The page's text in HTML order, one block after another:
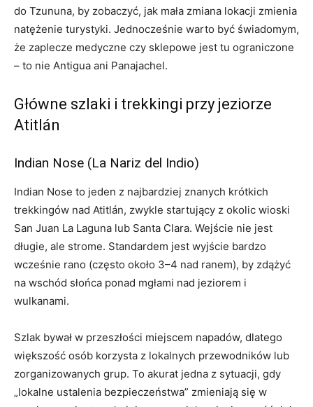
do Tzununa, by zobaczyć, jak mała zmiana lokacji zmienia
natężenie turystyki. Jednocześnie warto być świadomym,
że zaplecze medyczne czy sklepowe jest tu ograniczone
– to nie Antigua ani Panajachel.
Główne szlaki i trekkingi przy jeziorze
Atitlán
Indian Nose (La Nariz del Indio)
Indian Nose to jeden z najbardziej znanych krótkich
trekkingów nad Atitlán, zwykle startujący z okolic wioski
San Juan La Laguna lub Santa Clara. Wejście nie jest
długie, ale strome. Standardem jest wyjście bardzo
wcześnie rano (często około 3–4 nad ranem), by zdążyć
na wschód słońca ponad mgłami nad jeziorem i
wulkanami.
Szlak bywał w przeszłości miejscem napadów, dlatego
większość osób korzysta z lokalnych przewodników lub
zorganizowanych grup. To akurat jedna z sytuacji, gdy
„lokalne ustalenia bezpieczeństwa” zmieniają się w